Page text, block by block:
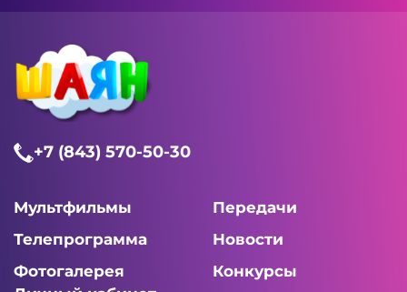
+7 (843) 570-50-30
Мультфильмы
Передачи
Телепрограмма
Новости
Фотогалерея
Конкурсы